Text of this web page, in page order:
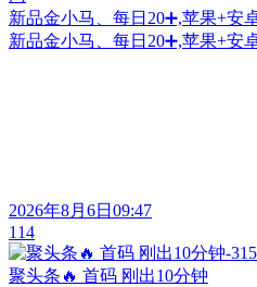
新品金小马、每日20➕,苹果+安
新品金小马、每日20➕,苹果+安
2026年8月6日09:47
114
聚头条🔥 首码 刚出10分钟